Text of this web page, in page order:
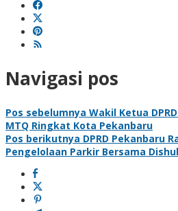
Navigasi pos
Pos sebelumnya Wakil Ketua
MTQ Ringkat Kota Pekanbaru
Pos berikutnya DPRD Pekanbaru
Pengelolaan Parkir Bersama